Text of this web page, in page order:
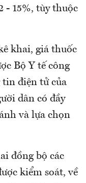
- 15%, tùy thuộc
khai, giá thuốc
Bộ Y tế công
điện tử của
dân có đầy
và lựa chọn
đồng bộ các
kiểm soát, về